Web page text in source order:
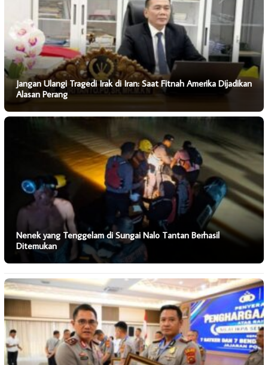
Jangan Ulangi Tragedi Irak di Iran: Saat Fitnah Amerika Dijadikan
Alasan Perang
Nenek yang Tenggelam di Sungai Nalo Tantan Berhasil
Ditemukan